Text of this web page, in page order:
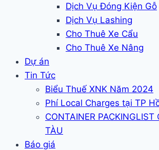
Dịch Vụ Đóng Kiện Gỗ
Dịch Vụ Lashing
Cho Thuê Xe Cẩu
Cho Thuê Xe Nâng
Dự án
Tin Tức
Biểu Thuế XNK Năm 2024
Phí Local Charges tại TP
CONTAINER
TÀU
Báo giá